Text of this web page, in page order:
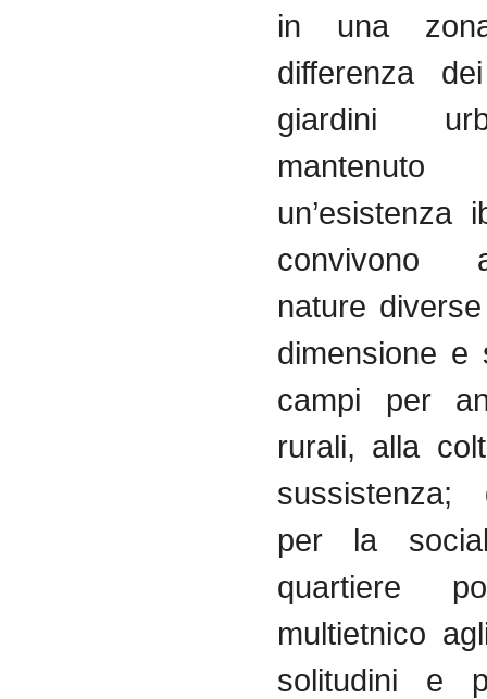
in una
differenza
giardini
un’esistenza
convivono
nature
dimensione e
campi per
rurali, alla
per la
quartiere
multietnico
solitudini e